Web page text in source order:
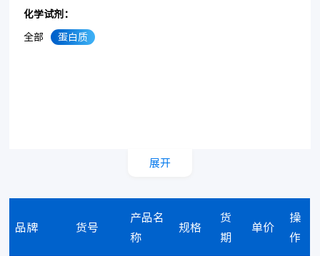
化学试剂：
全部 蛋白质
展开
品牌 货号
产品名
称
规格
货
期
单价
操
作